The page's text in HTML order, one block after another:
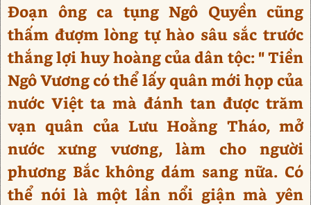
Đoạn ông ca tụng Ngô Quyền cũng
thấm đượm lòng tự hào sâu sắc trước
thắng lợi huy hoàng của dân tộc: " Tiền
Ngô Vương có thể lấy quân mới họp của
nước Việt ta mà đánh tan được trăm
vạn quân của Lưu Hoằng Tháo, mở
nước xưng vương, làm cho người
phương Bắc không dám sang nữa. Có
thể nói là một lần nổi giận mà yên